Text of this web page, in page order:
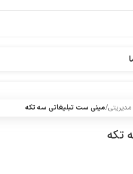
/مینی ست تبلیغاتی سه تکه
تکه